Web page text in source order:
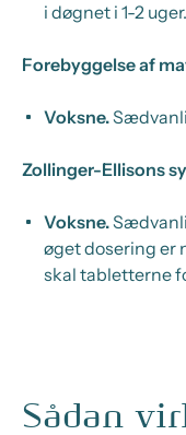
i døgnet i 1-2 uger.
Forebyggelse af
Voksne.
Zollinger-Ellisons
Voksne.
øget dosering er
skal tabletterne
Sådan